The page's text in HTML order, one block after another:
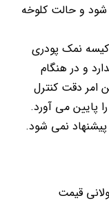
شود و حالت کلوخه
نمک پودری
و در هنگام
امر دقت کنترل
پایین می آورد.
نمی شود.
قیمت